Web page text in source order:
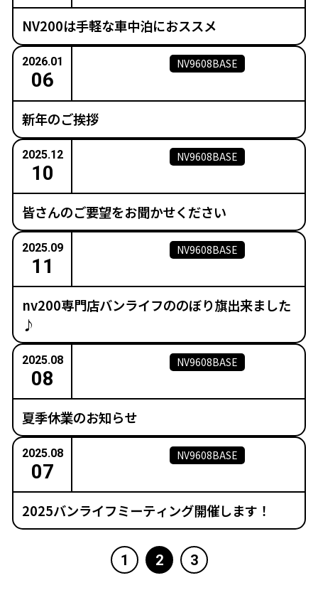
NV200は手軽な車中泊におススメ
2026.01
06
NV9608BASE
新年のご挨拶
2025.12
10
NV9608BASE
皆さんのご要望をお聞かせください
2025.09
11
NV9608BASE
nv200専門店バンライフののぼり旗出来ました
♪
2025.08
08
NV9608BASE
夏季休業のお知らせ
2025.08
07
NV9608BASE
2025バンライフミーティング開催します！
1 2 3